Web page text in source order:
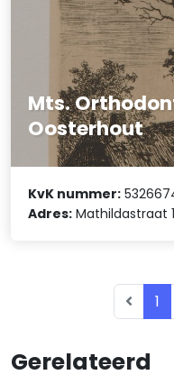
Gerelateerd
Mts.
Oosterhout
KvK nummer:
Adres: Mathildastraat
1